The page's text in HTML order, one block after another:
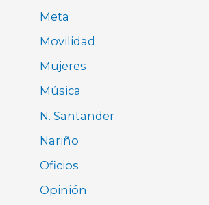
Meta
Movilidad
Mujeres
Música
N. Santander
Nariño
Oficios
Opinión